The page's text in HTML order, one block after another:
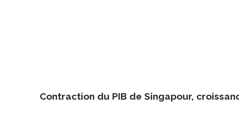
Contraction du PIB de Singapour,